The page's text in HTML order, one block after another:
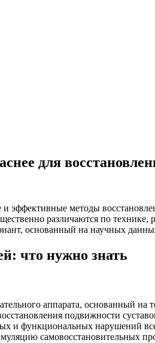
для
эффективные методы
различаются по
основанный на научных
что нужно знать
аппарата, основанный
подвижности
функциональных нарушений
самовосстановительных